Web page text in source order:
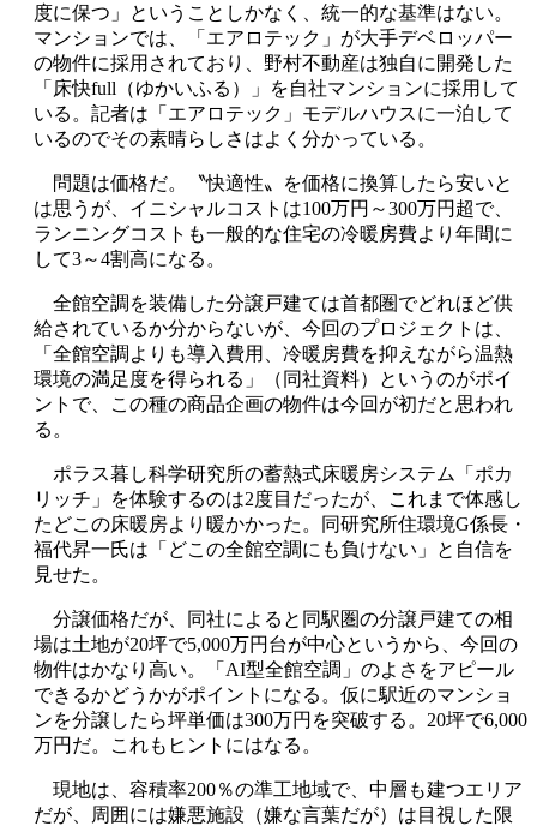
度に保つ」ということしかなく、統一的な基準はない。
マンションでは、「エアロテック」が大手デベロッパー
の物件に採用されており、野村不動産は独自に開発した
「床快full（ゆかいふる）」を自社マンションに採用して
いる。記者は「エアロテック」モデルハウスに一泊して
いるのでその素晴らしさはよく分かっている。
問題は価格だ。〝快適性〟を価格に換算したら安いと
は思うが、イニシャルコストは100万円～300万円超で、
ランニングコストも一般的な住宅の冷暖房費より年間に
して3～4割高になる。
全館空調を装備した分譲戸建ては首都圏でどれほど供
給されているか分からないが、今回のプロジェクトは、
「全館空調よりも導入費用、冷暖房費を抑えながら温熱
環境の満足度を得られる」（同社資料）というのがポイ
ントで、この種の商品企画の物件は今回が初だと思われ
る。
ポラス暮し科学研究所の蓄熱式床暖房システム「ポカ
リッチ」を体験するのは2度目だったが、これまで体感し
たどこの床暖房より暖かかった。同研究所住環境G係長・
福代昇一氏は「どこの全館空調にも負けない」と自信を
見せた。
分譲価格だが、同社によると同駅圏の分譲戸建ての相
場は土地が20坪で5,000万円台が中心というから、今回の
物件はかなり高い。「AI型全館空調」のよさをアピール
できるかどうかがポイントになる。仮に駅近のマンショ
ンを分譲したら坪単価は300万円を突破する。20坪で6,000
万円だ。これもヒントにはなる。
現地は、容積率200％の準工地域で、中層も建つエリア
だが、周囲には嫌悪施設（嫌な言葉だが）は目視した限